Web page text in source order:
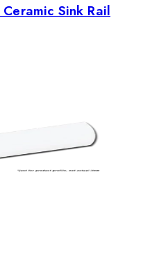
Sink Rail